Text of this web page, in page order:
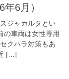
6月）
ジャカルタとい
の車両は女性専用
クハラ対策もあ
[…]